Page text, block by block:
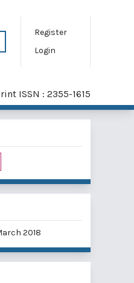
Register
Login
ISSN : 2355-1615
2018